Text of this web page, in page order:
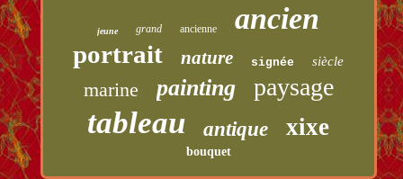
jeune grand ancienne ancien
portrait nature signée siècle
marine painting paysage
tableau antique xixe
bouquet